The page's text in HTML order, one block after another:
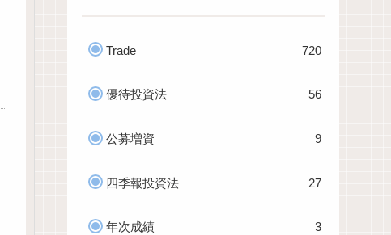
Trade 720
優待投資法 56
公募増資 9
四季報投資法 27
年次成績 3